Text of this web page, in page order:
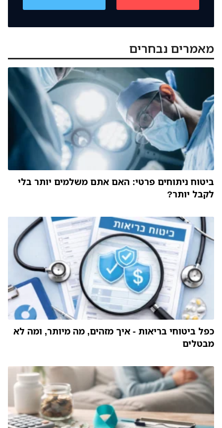
מאמרים נבחרים
ביטוח ניתוחים פרטי: האם אתם משלמים יותר בלי
לקבל יותר?
כפל ביטוחי בריאות - איך מזהים, מה מיותר, ומה לא
מבטלים